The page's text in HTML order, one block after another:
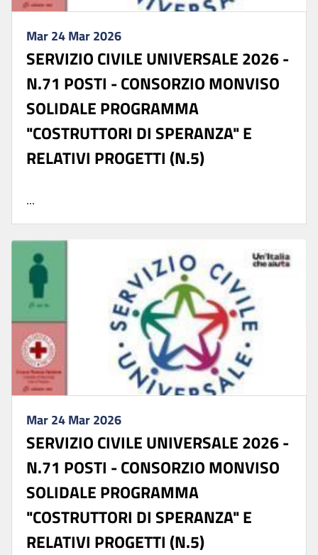
Mar 24 Mar 2026
SERVIZIO CIVILE UNIVERSALE 2026 -
N.71 POSTI - CONSORZIO MONVISO
SOLIDALE PROGRAMMA
"COSTRUTTORI DI SPERANZA" E
RELATIVI PROGETTI (N.5)
...
Mar 24 Mar 2026
SERVIZIO CIVILE UNIVERSALE 2026 -
N.71 POSTI - CONSORZIO MONVISO
SOLIDALE PROGRAMMA
"COSTRUTTORI DI SPERANZA" E
RELATIVI PROGETTI (N.5)